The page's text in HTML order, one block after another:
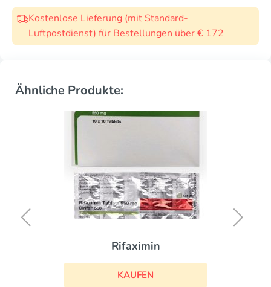
Kostenlose Lieferung (mit Standard-
Luftpostdienst) für Bestellungen über € 172
Ähnliche Produkte:
Rifaximin
KAUFEN